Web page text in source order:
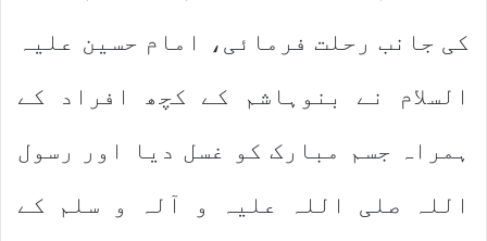
کی جانب رحلت فرمائی، امام حسین علیہ
السلام نے بنوہاشم کے کچھ افراد کے
ہمراہ جسم مبارک کو غسل دیا اور رسول
اللہ صلی اللہ علیہ و آلہ و سلم کے